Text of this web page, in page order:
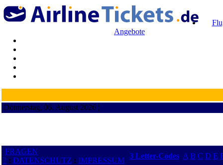
Angebote
Donnerstag, 06. August 2026 ¦
FRAGEN
? : DATENSCHUTZ : IMPRESSUM
3 Letter-Codes A B C D E